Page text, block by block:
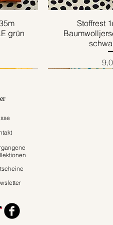
grün
Stoffrest